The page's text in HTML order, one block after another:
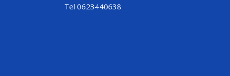
Tel 0623440638